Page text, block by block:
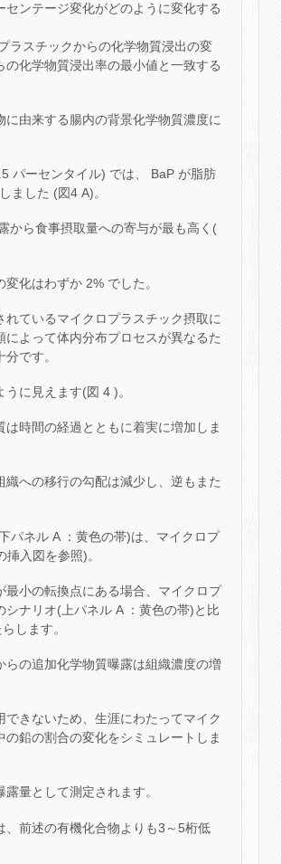
ンテージ変化がどのように変化する
ラスチックからの化学物質浸出の変
化学物質浸出率の最小値と一致する
由来する腸内の背景化学物質濃度に
パーセンタイル) では、 BaP が脂肪
ました (図4 A)。
から食事摂取量への寄与が最も高く(
化はわずか 2% でした。
ているマイクロプラスチック摂取に
よって体内分布プロセスが異なるた
です。
に見えます(図 4 )。
時間の経過とともに着実に増加しま
への移行の勾配は減少し、逆もまた
パネル A ：黄色の帯)は、マイクロプ
入図を参照)。
小の転換点にある場合、マイクロプ
ナリオ(上パネル A ：黄色の帯)と比
します。
の追加化学物質曝露は組織濃度の増
きないため、生涯にわたってマイク
鉛の割合の変化をシミュレートしま
量として測定されます。
前述の有機化合物よりも3～5桁低